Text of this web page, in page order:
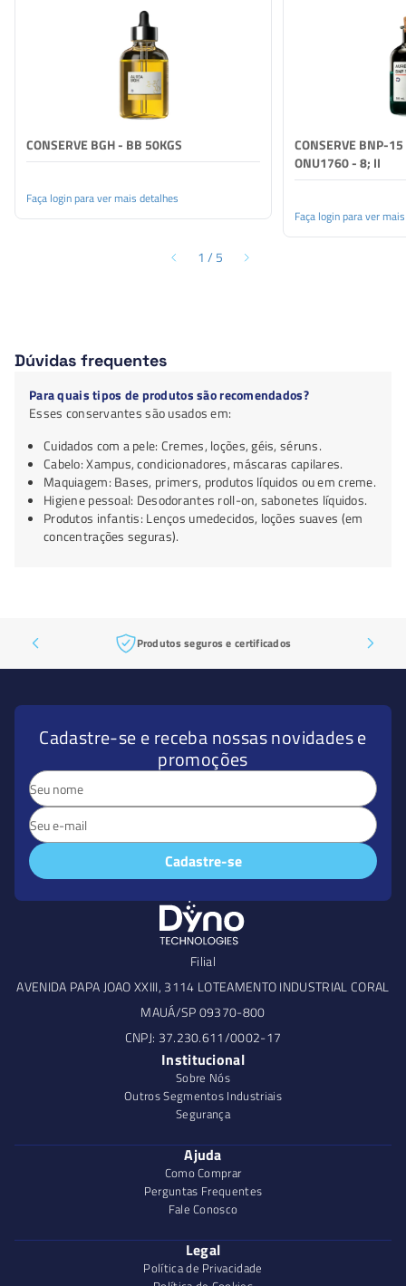
CONSERVE BGH - BB 50KGS
Faça login para ver mais detalhes
CONSERVE BNP-
ONU1760 - 8; II
Faça login para ver
1 /5
Dúvidas frequentes
Para quais tipos de produtos são recomendados?
Esses conservantes são usados em:
Cuidados com a pele: Cremes, loções, géis, séruns.
Cabelo: Xampus, condicionadores, máscaras capilares.
Maquiagem: Bases, primers, produtos líquidos ou em creme.
Higiene pessoal: Desodorantes roll-on, sabonetes líquidos.
Produtos infantis: Lenços umedecidos, loções suaves (em
concentrações seguras).
Produtos seguros e certificados
Cadastre-se e receba nossas novidades e
promoções
Cadastre-se
Filial
AVENIDA PAPA JOAO XXIII, 3114 LOTEAMENTO INDUSTRIAL CORAL
MAUÁ/SP 09370-800
CNPJ: 37.230.611/0002-17
Institucional
Sobre Nós
Outros Segmentos Industriais
Segurança
Ajuda
Como Comprar
Perguntas Frequentes
Fale Conosco
Legal
Política de Privacidade